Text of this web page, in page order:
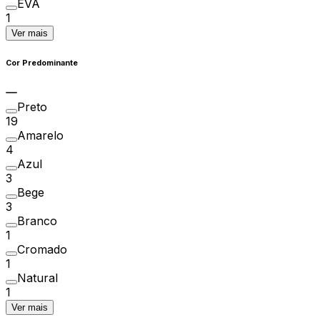
EVA
1
Ver mais
Cor Predominante
Preto
19
Amarelo
4
Azul
3
Bege
3
Branco
1
Cromado
1
Natural
1
Ver mais